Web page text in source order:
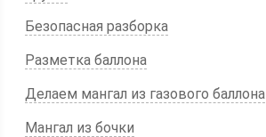
Безопасная разборка
Разметка баллона
Делаем мангал из газового баллона
Мангал из бочки